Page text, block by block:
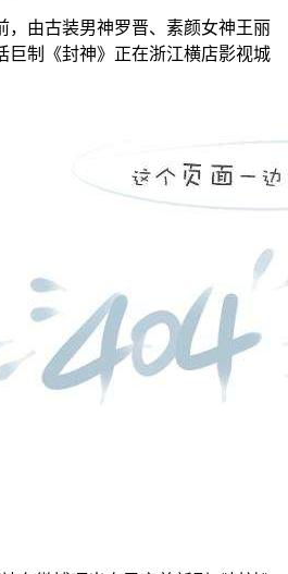
，由古装男神罗晋、素颜女神王丽
巨制《封神》正在浙江横店影视城